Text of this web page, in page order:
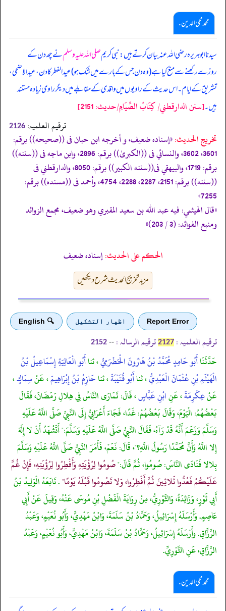
محمد محی الدین .
سیدنا ابوہریرہ رضی اللہ عنہ بیان کرتے ہیں: نبی کریمصلی اللہ علیہ وسلمنے چھ دن کے
روزے رکھنے سے منع کیا ہے (وہ دن جس کے بارے میں شک ہو) عیدالفطر کا دن، عیدالاضحی،
تشریق کے ایام۔ اس حدیث کے راویوں میں واقدی کے مقابلے میں دیگر راوی زیادہ مستند
ہیں۔[سنن الدارقطني/ كِتَابُ الصِّيَامِ/حدیث: 2151]
ترقیم العلمیہ: 2126
تخریج الحدیث:«إسناده ضعيف، و أخرجه ابن حبان فى ((صحيحه)) برقم:
3601، 3602، والنسائي فى ((الكبریٰ)) برقم: 2896، وابن ماجه فى ((سننه))
برقم: 1719، والبيهقي فى((سننه الكبير)) برقم: 8050، والدارقطني فى
((سننه)) برقم: 2151، 2287، 2288، 4754، وأحمد فى ((مسنده)) برقم:
7255»
«قال الهيثمي: فيه عبد الله بن سعيد المقبري وهو ضعيف، مجمع الزوائد
ومنبع الفوائد: (3 / 203)»
الحكم على الحديث:إسناده ضعيف
مزید تخریج الحدیث شرح دیکھیں
Report Error اظهار التشكيل 🔍 English
ترقیم العلمیہ : 2127 ترقیم الرسالہ : --
2152
حَدَّثَنَاأَبُو حَامِدٍ مُحَمَّدُ بْنُ هَارُونَ الْحَضْرَمِيُّ، ثناأَبُو الْعَالِيَةِ إِسْمَاعِيلُ بْنُ
الْهَيْثَمِ بْنِ عُثْمَانَ الْعَبْدِيُّ، ثناأَبُو قُتَيْبَةَ، ثناحَازِمُ بْنُ إِبْرَاهِيمَ، عَنْسِمَاكٍ،
عَنْعِكْرِمَةَ، عَنِابْنِ عَبَّاسٍ، قَالَ: تَمَارَى النَّاسُ فِي هِلالِ رَمَضَانَ، فَقَالَ
بَعْضُهُمُ: الْيَوْمَ، وَقَالَ بَعْضُهُمْ: غَدًا، فَجَاءَ أَعْرَابِيُّ إِلَى النَّبِيِّ صَلَّى اللَّهُ عَلَيْهِ
وَسَلَّمَ وَزَعَمَ أَنَّهُ قَدْ رَآهُ، فَقَالَ النَّبِيُّ صَلَّى اللَّهُ عَلَيْهِ وَسَلَّمَ:" أَتَشْهَدُ أَنْ لا إِلَهَ
إِلا اللَّهُ وَأَنَّ مُحَمَّدًا رَسُولُ اللَّهِ؟"، قَالَ: نَعَمْ، فَأَمَرَ النَّبِيُّ صَلَّى اللَّهُ عَلَيْهِ وَسَلَّمَ
بِلالا فَنَادَى النَّاسَ: صُومُوا، ثُمَّ قَالَ:"صُومُوا لِرُؤْيَتِهِ وَأَفْطِرُوا لِرُؤْيَتِهِ، فَإِنْ غُمَّ
عَلَيْكُمْ فَعُدُّوا ثَلاثِينَ ثُمَّ أَفْطِرُوا، وَلا تَصُومُوا قَبْلَهُ يَوْمًا". تَابَعَهُ الْوَلِيدُ بْنُ
أَبِي ثَوْرٍ، وَزَائِدَةُ، وَالثَّوْرِيُّ، مِنْ رِوَايَةَ الْفَضْلِ بْنِ مُوسَى عَنْهُ، وَقِيلَ عَنْ أَبِي
عَاصِمٍ. وَأَرْسَلَهُ إِسْرَائِيلُ، وَحَمَّادُ بْنُ سَلَمَةَ، وَابْنُ مَهْدِيٍّ، وَأَبُو نُعَيْمٍ، وَعَبْدُ
الرَّزَّاقِ. وأَرْسَلَهُ إِسْرَائِيلُ، وَحَمَّادُ بْنُ سَلَمَةَ، وَابْنُ مَهْدِيٍّ، وَأَبُو نُعَيْمٍ، وَعَبْدُ
الرَّزَّاقِ، عَنِ الثَّوْرِيِّ.
محمد محی الدین .